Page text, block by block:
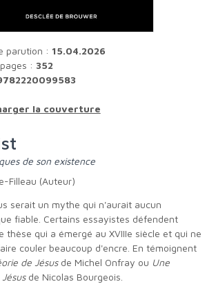
parution : 15.04.2026
: 352
la couverture
de son existence
Filleau (Auteur)
fiable. Certains essayistes défendent
thèse qui a émergé au XVIIIe siècle et qui ne
couler beaucoup d'encre. En témoignent
de Jésus de Michel Onfray ou Une
de Nicolas Bourgeois.